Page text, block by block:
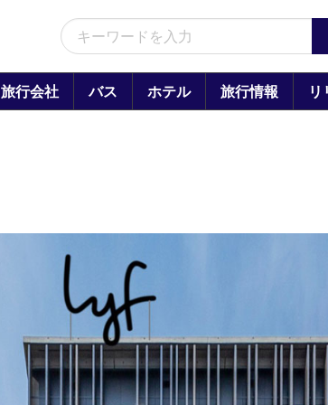
旅行会社 バス ホテル 旅行情報 リ